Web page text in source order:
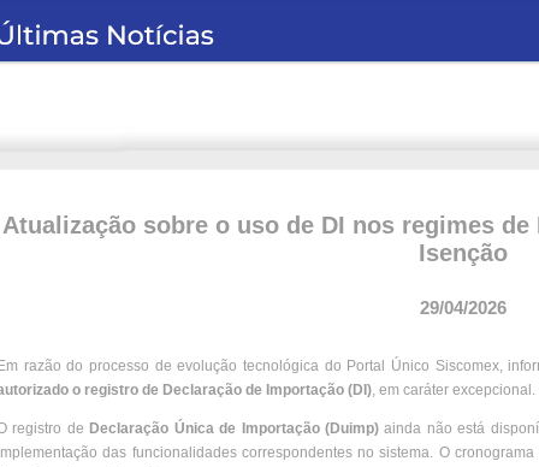
Atualização sobre o uso de DI nos regimes
Isenção
29/04/2026
razão do processo de evolução tecnológica do Portal Único Siscomex,
o registro de Declaração de Importação (DI), em caráter excepcional.
registro de Declaração Única de Importação (Duimp)ainda não está
das funcionalidades correspondentes no sistema. O